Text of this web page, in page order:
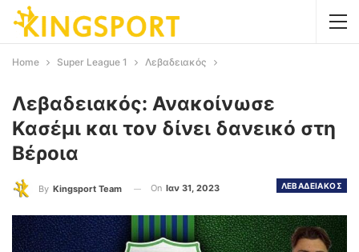
Home Super League 1 Λεβαδειακός
Λεβαδειακός: Ανακοίνωσε
Κασέμι και τον δίνει δανεικό στη
Βέροια
ΛΕΒΑΔΕΙΑΚΟΣ
By Kingsport Team On Ιαν 31, 2023